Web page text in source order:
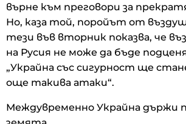
върне към преговори за
Но, каза той, поройът от
тези във вторник показва, че
на Русия не може да бъде
„Украйна със сигурност ще
още такива атаки“.
Междувременно Украйна държи